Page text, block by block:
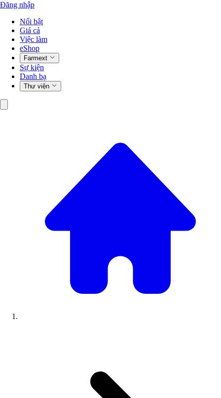
Đăng nhập
Nổi bật
Giá cả
Việc làm
eShop
Farmext
Sự kiện
Danh bạ
Thư viện